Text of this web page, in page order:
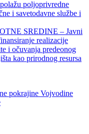
poljoprivredne
i savetodavne službe i
SREDINE – Javni
realizacije
i očuvanja predeonog
kao prirodnog resursa
pokrajine Vojvodine